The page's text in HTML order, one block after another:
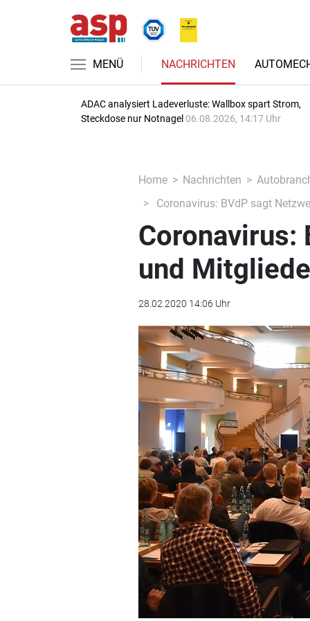
MENÜ NACHRICHTEN
ADAC analysiert Ladeverluste: Wallbox spart Strom,
Steckdose nur Notnagel 06.08.2026, 14:17 Uhr
Home Nachrichten
Coronavirus: BVdP sagt
Coronavirus:
und
28.02.2020 14:06 Uhr